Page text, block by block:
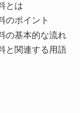
とは
のポイント
の基本的な流れ
と関連する用語